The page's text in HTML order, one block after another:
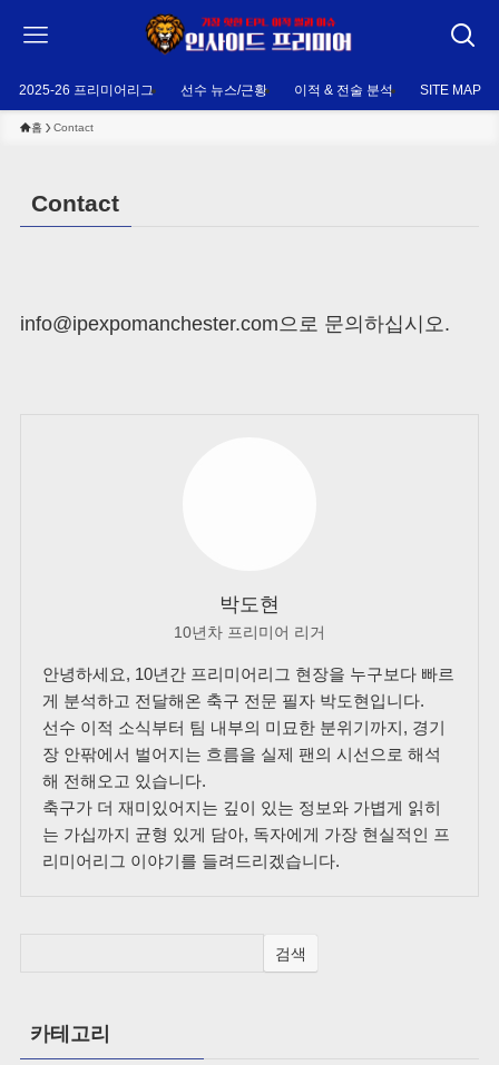
2025-26 프리미어리그 선수 뉴스/근황 이적 & 전술 분석 SITE MAP
홈 Contact
Contact
info@ipexpomanchester.com으로 문의하십시오.
박도현
10년차 프리미어 리거
안녕하세요, 10년간 프리미어리그 현장을 누구보다 빠르
게 분석하고 전달해온 축구 전문 필자 박도현입니다.
선수 이적 소식부터 팀 내부의 미묘한 분위기까지, 경기
장 안팎에서 벌어지는 흐름을 실제 팬의 시선으로 해석
해 전해오고 있습니다.
축구가 더 재미있어지는 깊이 있는 정보와 가볍게 읽히
는 가십까지 균형 있게 담아, 독자에게 가장 현실적인 프
리미어리그 이야기를 들려드리겠습니다.
검색
카테고리